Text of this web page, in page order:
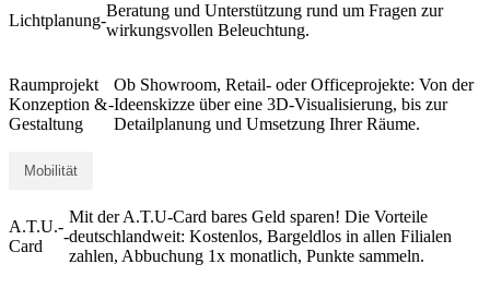
Lichtplanung-
Beratung und Unterstützung rund um Fragen zur
wirkungsvollen Beleuchtung.
Raumprojekt
Konzeption &
Gestaltung
-
Ob Showroom, Retail- oder Officeprojekte: Von der
Ideenskizze über eine 3D-Visualisierung, bis zur
Detailplanung und Umsetzung Ihrer Räume.
Mobilität
A.T.U.-
Card
-
Mit der A.T.U-Card bares Geld sparen! Die Vorteile
deutschlandweit: Kostenlos, Bargeldlos in allen Filialen
zahlen, Abbuchung 1x monatlich, Punkte sammeln.